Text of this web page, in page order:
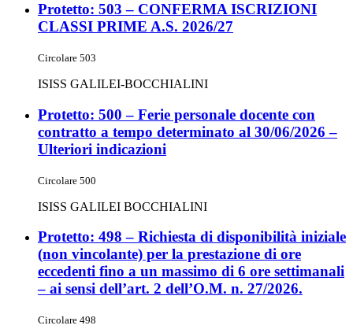
Protetto: 503 – CONFERMA ISCRIZIONI
CLASSI PRIME A.S. 2026/27
Circolare 503
ISISS GALILEI-BOCCHIALINI
Protetto: 500 – Ferie personale docente con
contratto a tempo determinato al 30/06/2026 –
Ulteriori indicazioni
Circolare 500
ISISS GALILEI BOCCHIALINI
Protetto: 498 – Richiesta di disponibilità iniziale
(non vincolante) per la prestazione di ore
eccedenti fino a un massimo di 6 ore settimanali
– ai sensi dell’art. 2 dell’O.M. n. 27/2026.
Circolare 498